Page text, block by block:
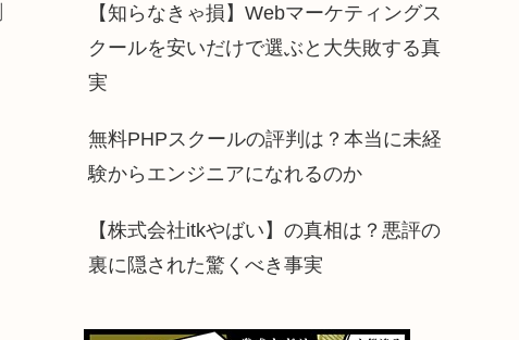
【知らなきゃ損】Webマーケティングス
クールを安いだけで選ぶと大失敗する真
実
無料PHPスクールの評判は？本当に未経
験からエンジニアになれるのか
【株式会社itkやばい】の真相は？悪評の
裏に隠された驚くべき事実